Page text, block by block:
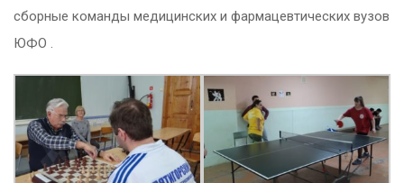
сборные команды медицинских и фармацевтических вузов
ЮФО .